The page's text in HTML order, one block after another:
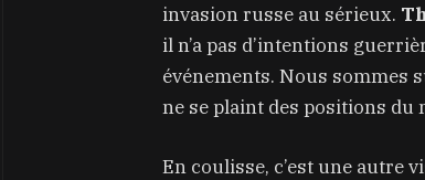
invasion russe au sérieux.
il n’a pas d’intentions
événements. Nous sommes
ne se plaint des positions du
En coulisse, c’est une autre